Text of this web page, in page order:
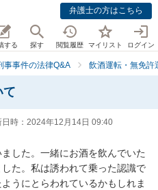
弁護士の方はこちら
する 探す 閲覧履歴 マイリスト ログイン
事事件の法律Q&A 飲酒運転・無免許
て
時： 2024年12月14日 09:40
した。一緒にお酒を飲んでいた
た。私は誘われて乗った認識で
うにとらわれているかもしれま